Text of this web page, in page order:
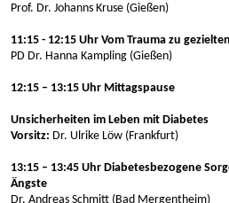
Prof. Dr. Johanns Kruse (Gießen)
11:15 - 12:15 Uhr Vom Trauma zu
PD Dr. Hanna Kampling (Gießen)
12:15 – 13:15 Uhr Mittagspause
Unsicherheiten im Leben mit Diabetes
Vorsitz: Dr. Ulrike Löw (Frankfurt)
13:15 – 13:45 Uhr Diabetesbezogene
Ängste
Dr. Andreas Schmitt (Bad Mergentheim)